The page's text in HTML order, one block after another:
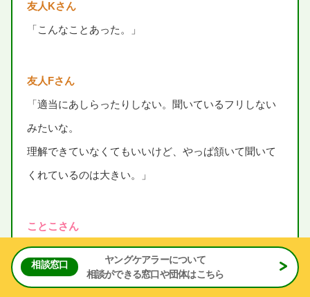
友人Kさん
「こんなことあった。」
友人Fさん
「適当にあしらったりしない。 聞いているフリしない
みたいな。
理解できていなくてもいいけど、やっぱ頷いて聞いて
くれているのは大きい。」
ことこさん
「本当にイライラしている時もあったし、何にも喋ら
なくなる 時 もあったし。」
相談窓口
ヤングケアラーについて
相談ができる窓口や団体はこちら